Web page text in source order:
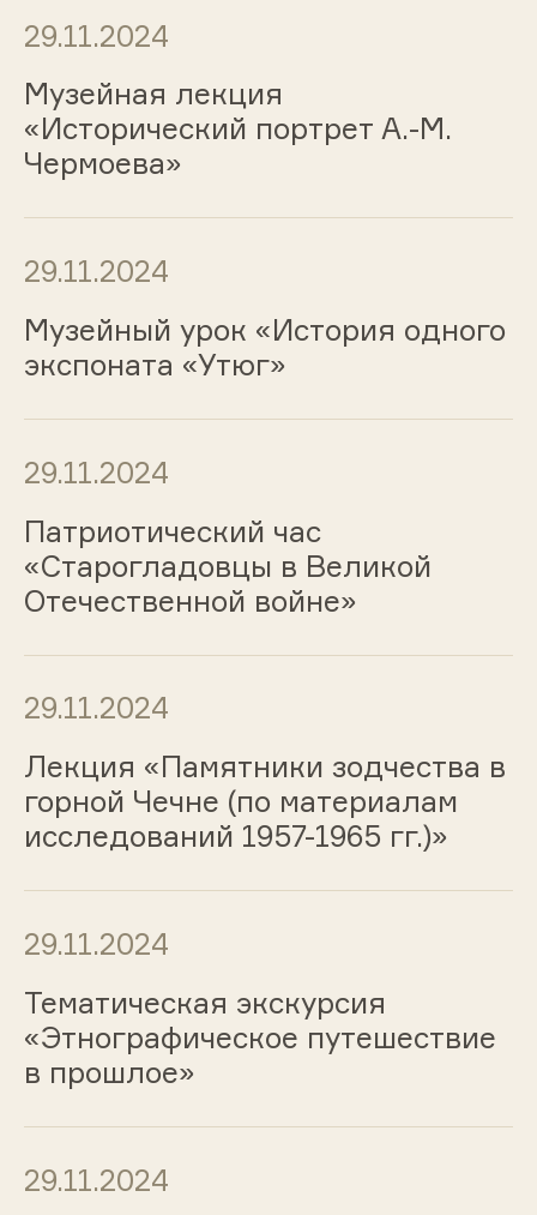
29.11.2024
Музейная лекция
«Исторический портрет А.-М.
Чермоева»
29.11.2024
Музейный урок «История одного
экспоната «Утюг»
29.11.2024
Патриотический час
«Старогладовцы в Великой
Отечественной войне»
29.11.2024
Лекция «Памятники зодчества в
горной Чечне (по материалам
исследований 1957-1965 гг.)»
29.11.2024
Тематическая экскурсия
«Этнографическое путешествие
в прошлое»
29.11.2024